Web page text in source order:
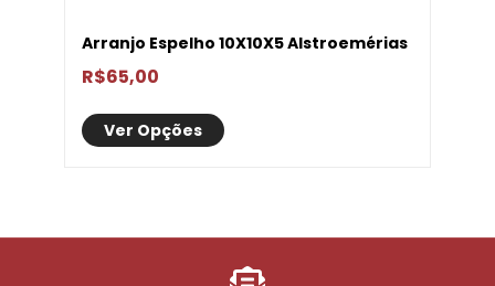
Arranjo Espelho 10X10X5 Alstroemérias
R$65,00
Ver Opções